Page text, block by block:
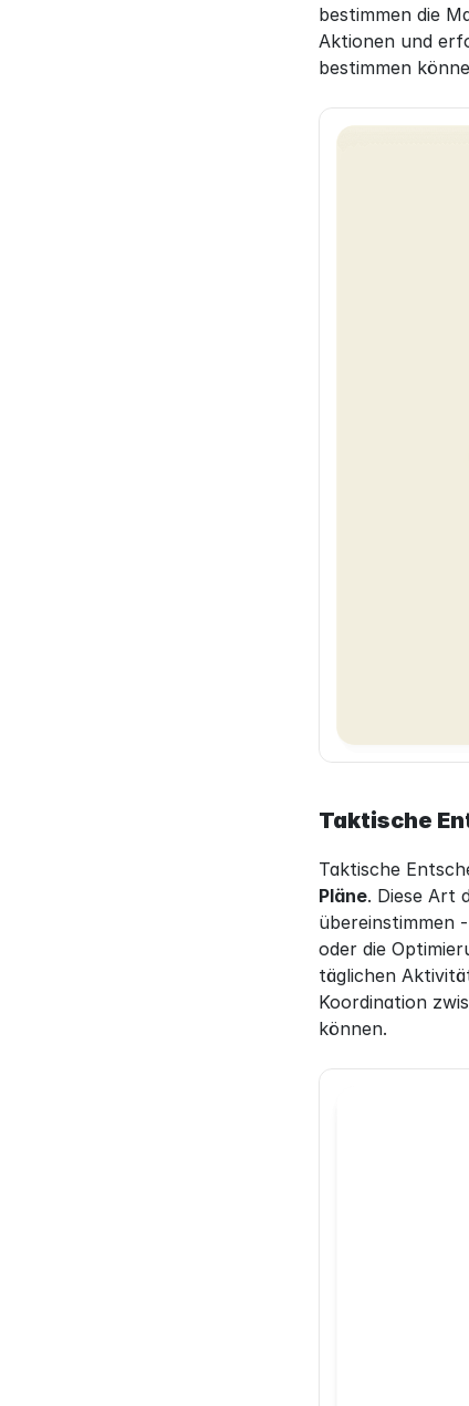
bestimmen die
Aktionen und
bestimmen
Taktische
Taktische
Pläne. Diese Art
übereinstimmen
oder die
täglichen
Koordination
können.